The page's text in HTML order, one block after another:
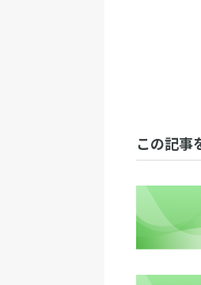
この記事